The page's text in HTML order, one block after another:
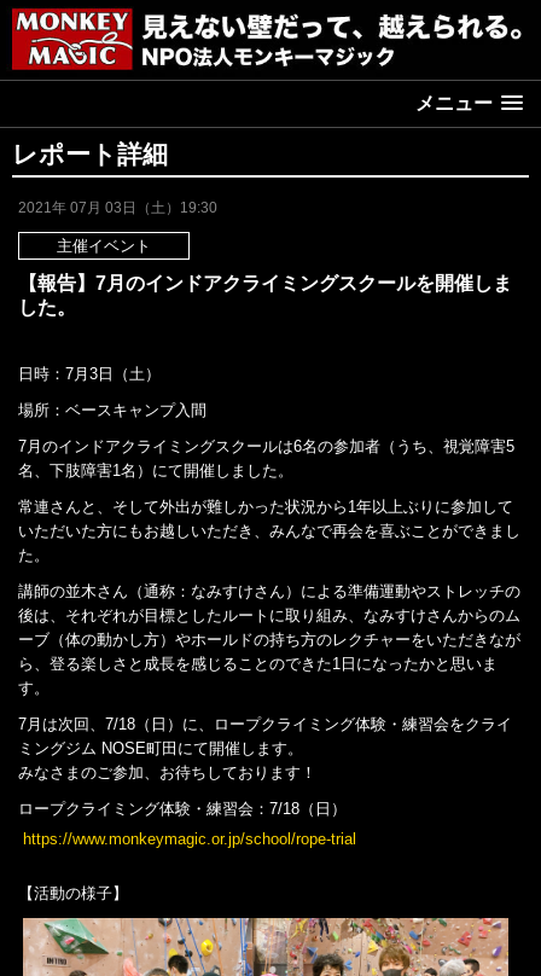
メニュー
レポート詳細
2021年 07月 03日（土）19:30
主催イベント
【報告】7月のインドアクライミングスクールを開催しま
した。
日時：7月3日（土）
場所：ベースキャンプ入間
7月のインドアクライミングスクールは6名の参加者（うち、視覚障害5
名、下肢障害1名）にて開催しました。
常連さんと、そして外出が難しかった状況から1年以上ぶりに参加して
いただいた方にもお越しいただき、みんなで再会を喜ぶことができまし
た。
講師の並木さん（通称：なみすけさん）による準備運動やストレッチの
後は、それぞれが目標としたルートに取り組み、なみすけさんからのム
ーブ（体の動かし方）やホールドの持ち方のレクチャーをいただきなが
ら、登る楽しさと成長を感じることのできた1日になったかと思いま
す。
7月は次回、7/18（日）に、ロープクライミング体験・練習会をクライ
ミングジム NOSE町田にて開催します。
みなさまのご参加、お待ちしております！
ロープクライミング体験・練習会：7/18（日）
https://www.monkeymagic.or.jp/school/rope-trial
【活動の様子】